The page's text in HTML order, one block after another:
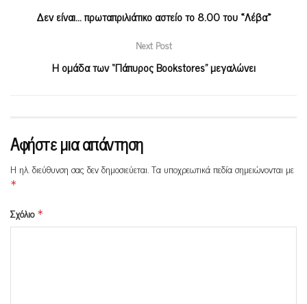
Δεν είναι… πρωταπριλιάτικο αστείο το 8.00 του «Λέβα»
Next Post
Η ομάδα των “Πάπυρος Bookstores” μεγαλώνει
Αφήστε μια απάντηση
Η ηλ. διεύθυνση σας δεν δημοσιεύεται.Τα υποχρεωτικά πεδία σημειώνονται με
*
Σχόλιο *